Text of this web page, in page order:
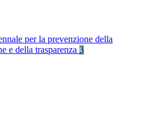
per la prevenzione della
e della trasparenza 3